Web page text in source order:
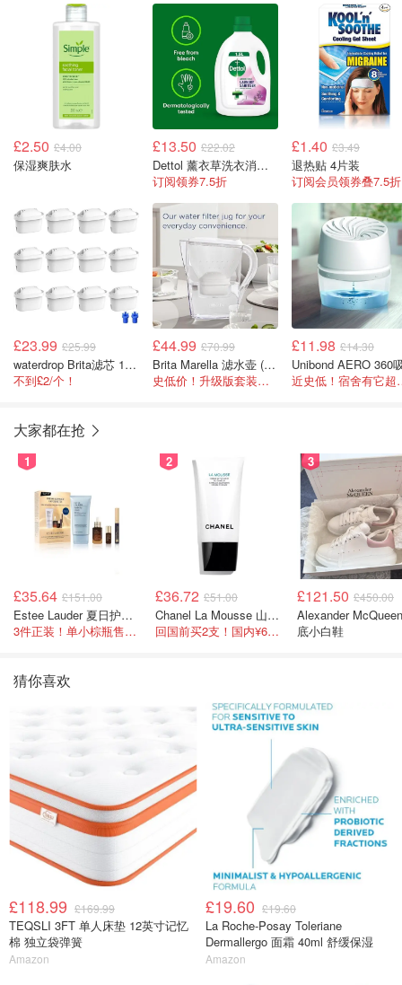
£2.50 £4.00
保湿爽肤水
£13.50 £22.02
Dettol 薰衣草洗衣消毒剂 4X1.5L
订阅领券7.5折
£1.40 £3.49
退热贴 4片装
订阅会员领券叠7.5折
£23.99 £25.99
waterdrop Brita滤芯 12个装
不到£2/个！
£44.99 £70.99
Brita Marella 滤水壶 (2.4L)+ MAXTRA PRO 滤芯12件
史低价！升级版套装更划算！
£11.98 £14.30
近史
大家都在抢
1
£35.64 £151.00
Estee Lauder 夏日护肤彩妆礼盒
3件正装！单小棕瓶售价就要£65！
2
£36.72 £51.00
Chanel La Mousse 山茶洁面乳 150ml
回国前买2支！国内¥620！立省近一半！
3
£121.50 £450.00
Alexander
底小白鞋
猜你喜欢
£118.99 £169.99
TEQSLI 3FT 单人床垫 12英寸记忆
棉 独立袋弹簧
Amazon
£19.60 £19.60
La Roche-Posay Toleriane
Dermallergo 面霜 40ml 舒缓保湿
Amazon